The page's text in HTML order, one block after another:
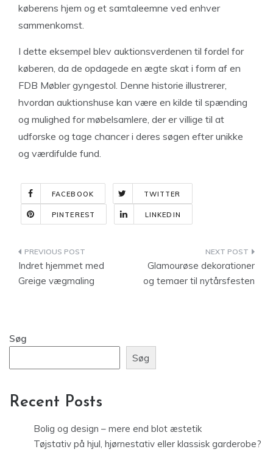
køberens hjem og et samtaleemne ved enhver
sammenkomst.
I dette eksempel blev auktionsverdenen til fordel for
køberen, da de opdagede en ægte skat i form af en
FDB Møbler gyngestol. Denne historie illustrerer,
hvordan auktionshuse kan være en kilde til spænding
og mulighed for møbelsamlere, der er villige til at
udforske og tage chancer i deres søgen efter unikke
og værdifulde fund.
FACEBOOK TWITTER
PINTEREST LINKEDIN
Indlægsnavigation
Indret hjemmet med
Greige vægmaling
Glamourøse dekorationer
og temaer til nytårsfesten
Søg
Søg
Recent Posts
Bolig og design – mere end blot æstetik
Tøjstativ på hjul, hjørnestativ eller klassisk garderobe?